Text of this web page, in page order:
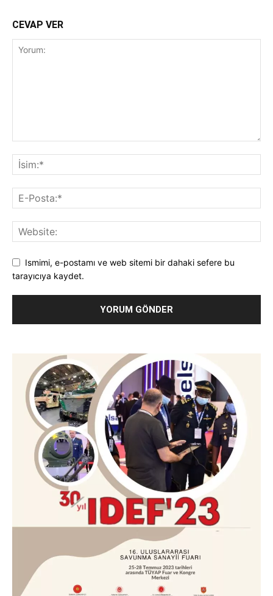
CEVAP VER
Ismimi, e-postamı ve web sitemi bir dahaki sefere bu
tarayıcıya kaydet.